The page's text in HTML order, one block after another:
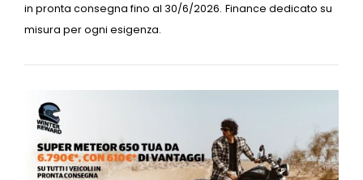
in pronta consegna fino al 30/6/2026. Finance dedicato su
misura per ogni esigenza.